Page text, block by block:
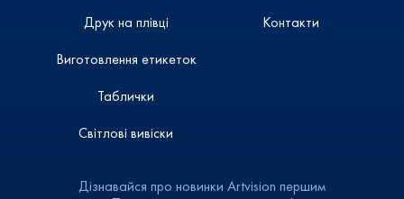
Друк на плівці
Виготовлення етикеток
Таблички
Світлові вивіски
Контакти
Дізнавайся про новинки Artvision першим